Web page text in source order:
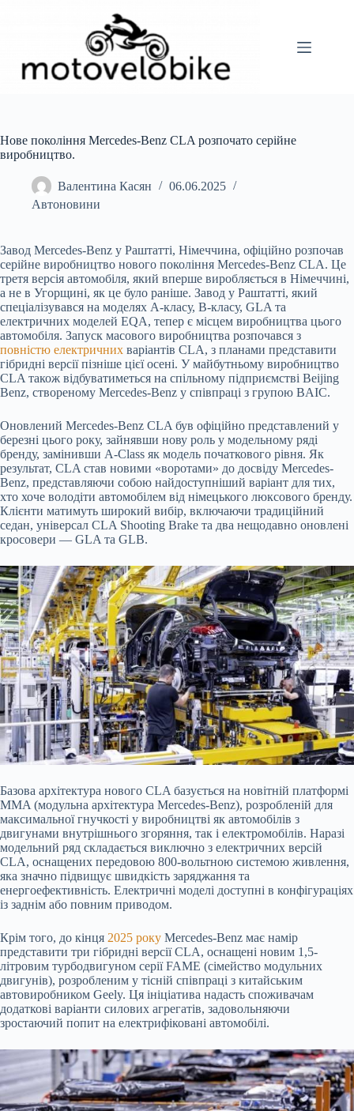
Нове покоління Mercedes-Benz CLA розпочато серійне
виробництво.
Валентина Касян
06.06.2025
Автоновини
Завод Mercedes-Benz у Раштатті, Німеччина, офіційно розпочав
серійне виробництво нового покоління Mercedes-Benz CLA. Це
третя версія автомобіля, який вперше виробляється в Німеччині,
а не в Угорщині, як це було раніше. Завод у Раштатті, який
спеціалізувався на моделях A-класу, B-класу, GLA та
електричних моделей EQA, тепер є місцем виробництва цього
автомобіля. Запуск масового виробництва розпочався з
повністю електричних варіантів CLA, з планами представити
гібридні версії пізніше цієї осені. У майбутньому виробництво
CLA також відбуватиметься на спільному підприємстві Beijing
Benz, створеному Mercedes-Benz у співпраці з групою BAIC.
Оновлений Mercedes-Benz CLA був офіційно представлений у
березні цього року, зайнявши нову роль у модельному ряді
бренду, замінивши A-Class як модель початкового рівня. Як
результат, CLA став новими «воротами» до досвіду Mercedes-
Benz, представляючи собою найдоступніший варіант для тих,
хто хоче володіти автомобілем від німецького люксового бренду.
Клієнти матимуть широкий вибір, включаючи традиційний
седан, універсал CLA Shooting Brake та два нещодавно оновлені
кросовери — GLA та GLB.
Базова архітектура нового CLA базується на новітній платформі
MMA (модульна архітектура Mercedes-Benz), розробленій для
максимальної гнучкості у виробництві як автомобілів з
двигунами внутрішнього згоряння, так і електромобілів. Наразі
модельний ряд складається виключно з електричних версій
CLA, оснащених передовою 800-вольтною системою живлення,
яка значно підвищує швидкість заряджання та
енергоефективність. Електричні моделі доступні в конфігураціях
із заднім або повним приводом.
Крім того, до кінця 2025 року Mercedes-Benz має намір
представити три гібридні версії CLA, оснащені новим 1,5-
літровим турбодвигуном серії FAME (сімейство модульних
двигунів), розробленим у тісній співпраці з китайським
автовиробником Geely. Ця ініціатива надасть споживачам
додаткові варіанти силових агрегатів, задовольняючи
зростаючий попит на електрифіковані автомобілі.